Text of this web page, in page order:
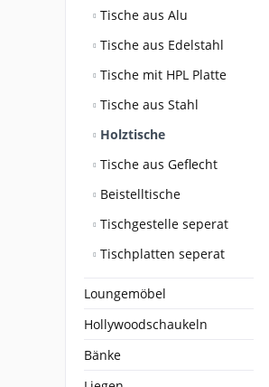
Tische aus Alu
Tische aus Edelstahl
Tische mit HPL Platte
Tische aus Stahl
Holztische
Tische aus Geflecht
Beistelltische
Tischgestelle seperat
Tischplatten seperat
Loungemöbel
Hollywoodschaukeln
Bänke